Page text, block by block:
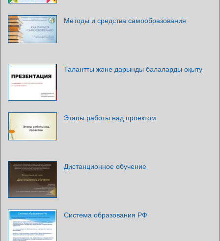
Методы и средства самообразования
Талантты және дарынды балаларды оқыту
Этапы работы над проектом
Дистанционное обучение
Система образования РФ